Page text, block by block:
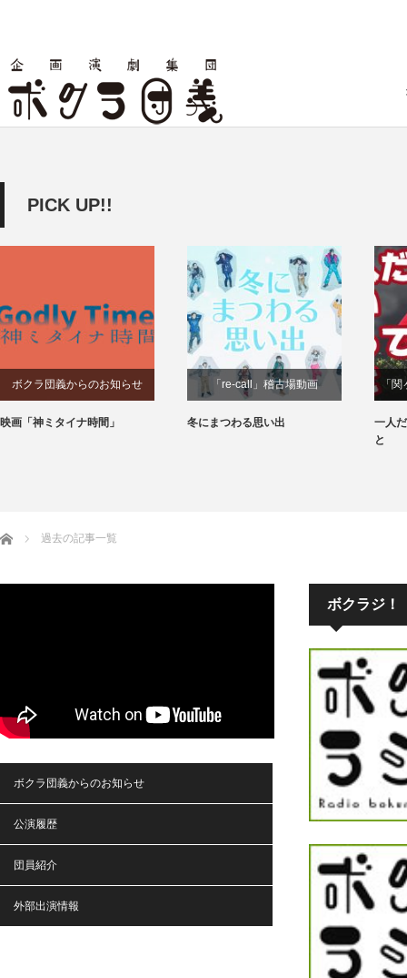
PICK UP!!
ボクラ団義からのお知らせ
映画「神ミタイナ時間」
「re-call」稽古場動画
冬にまつわる思い出
「
一人
と
ホーム 過去の記事一覧
ボクラジ！
ボクラ団義からのお知らせ
公演履歴
団員紹介
外部出演情報